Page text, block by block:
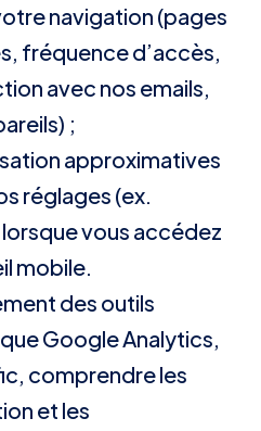
navigation (pages
fréquence d’accès,
avec nos emails,
;
approximatives
réglages (ex.
vous accédez
mobile.
des outils
Google Analytics,
comprendre les
et les